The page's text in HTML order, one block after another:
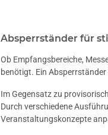
Absperrständer für
Ob Empfangsbereiche,
benötigt. Ein
Im Gegensatz zu
Durch verschiedene
Veranstaltungskonzepte